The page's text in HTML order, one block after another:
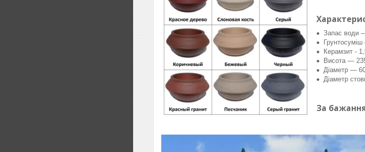
Запас води
Керамзит -
Висота —
Діаметр —
Діаметр
За